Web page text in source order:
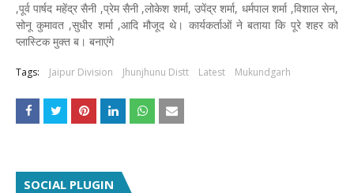
,पूर्व पार्षद महेंद्र सैनी ,प्रेम सैनी ,लोकेश शर्मा, उपेंद्र शर्मा, धर्मपाल शर्मा ,विशाल सेन,
सोनू कुमावत ,सुधीर शर्मा ,आदि मौजूद थे। कार्यकर्ताओं ने बताया कि पूरे शहर को
प्लास्टिक मुक्त ब। बनाएंगे
Tags: Jaipur Division Jhunjhunu Distt Latest Mukundgarh
SOCIAL PLUGIN